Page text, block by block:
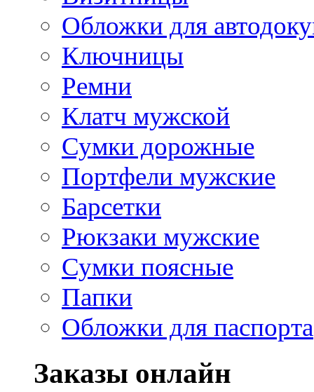
Обложки для
Ключницы
Ремни
Клатч мужской
Сумки дорожные
Портфели мужские
Барсетки
Рюкзаки мужские
Сумки поясные
Папки
Обложки для паспорта
Заказы онлайн